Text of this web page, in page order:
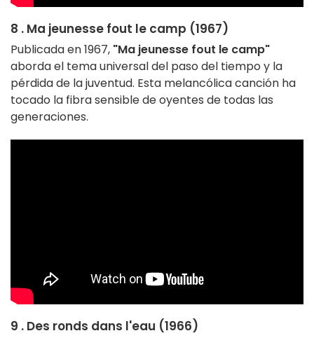
8 . Ma jeunesse fout le camp (1967)
Publicada en 1967, "Ma jeunesse fout le camp"
aborda el tema universal del paso del tiempo y la
pérdida de la juventud. Esta melancólica canción ha
tocado la fibra sensible de oyentes de todas las
generaciones.
9 . Des ronds dans l'eau (1966)